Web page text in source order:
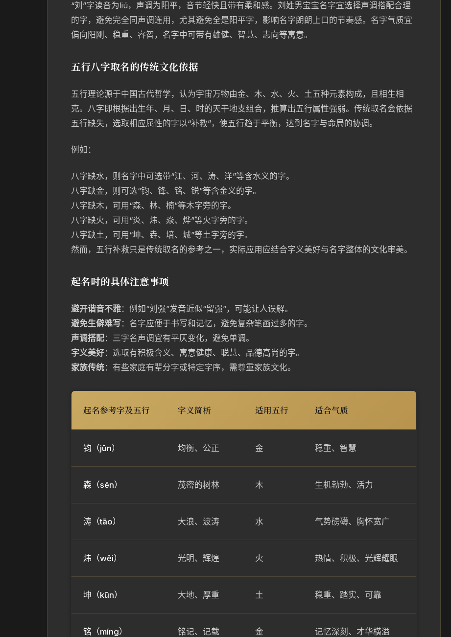
“刘”字读音为liú，声调为阳平，音节轻快且带有柔和感。刘姓男宝宝名字宜选择声调搭配合理
的字，避免完全同声调连用，尤其避免全是阳平字，影响名字朗朗上口的节奏感。名字气质宜
偏向阳刚、稳重、睿智，名字中可带有雄健、智慧、志向等寓意。
五行八字取名的传统文化依据
五行理论源于中国古代哲学，认为宇宙万物由金、木、水、火、土五种元素构成，且相生相
克。八字即根据出生年、月、日、时的天干地支组合，推算出五行属性强弱。传统取名会依据
五行缺失，选取相应属性的字以“补救”，使五行趋于平衡，达到名字与命局的协调。
例如：
八字缺水，则名字中可选带“江、河、涛、洋”等含水义的字。
八字缺金，则可选“钧、锋、铭、锐”等含金义的字。
八字缺木，可用“森、林、楠”等木字旁的字。
八字缺火，可用“炎、炜、焱、烨”等火字旁的字。
八字缺土，可用“坤、垚、培、城”等土字旁的字。
然而，五行补救只是传统取名的参考之一，实际应用应结合字义美好与名字整体的文化审美。
起名时的具体注意事项
避开谐音不雅：例如“刘强”发音近似“留强”，可能让人误解。
避免生僻难写：名字应便于书写和记忆，避免复杂笔画过多的字。
声调搭配：三字名声调宜有平仄变化，避免单调。
字义美好：选取有积极含义、寓意健康、聪慧、品德高尚的字。
家族传统：有些家庭有辈分字或特定字序，需尊重家族文化。
起名参考字及五行 字义简析 适用五行 适合气质
钧（jūn） 均衡、公正 金 稳重、智慧
森（sēn） 茂密的树林 木 生机勃勃、活力
涛（tāo） 大浪、波涛 水 气势磅礴、胸怀宽广
炜（wěi） 光明、辉煌 火 热情、积极、光辉耀眼
坤（kūn） 大地、厚重 土 稳重、踏实、可靠
铭（míng） 铭记、记载 金 记忆深刻、才华横溢